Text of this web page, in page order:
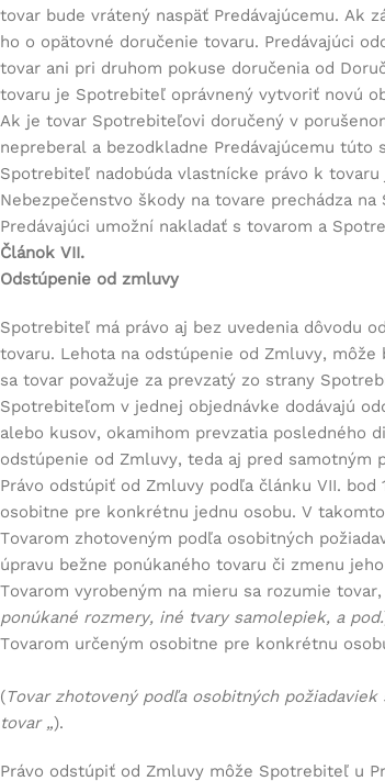
tovar bude vrátený naspäť Predávajúcemu. Ak
ho o opätovné doručenie tovaru. Predávajúci
tovar ani pri druhom pokuse doručenia od
tovaru je Spotrebiteľ oprávnený vytvoriť novú
Ak je tovar Spotrebiteľovi doručený v
nepreberal a bezodkladne Predávajúcemu
Spotrebiteľ nadobúda vlastnícke právo k
Nebezpečenstvo škody na tovare prechádza
Predávajúci umožní nakladať s tovarom a
Článok VII.
Odstúpenie od zmluvy
Spotrebiteľ má právo aj bez uvedenia dôvodu
tovaru. Lehota na odstúpenie od Zmluvy,
sa tovar považuje za prevzatý zo strany
Spotrebiteľom v jednej objednávke dodávajú
alebo kusov, okamihom prevzatia posledného
odstúpenie od Zmluvy, teda aj pred samotným
Právo odstúpiť od Zmluvy podľa článku VII.
osobitne pre konkrétnu jednu osobu. V
Tovarom zhotoveným podľa osobitných
úpravu bežne ponúkaného tovaru či zmenu
Tovarom vyrobeným na mieru sa rozumie
ponúkané rozmery, iné tvary samolepiek, a pod.
Tovarom určeným osobitne pre konkrétnu
(Tovar zhotovený podľa osobitných
tovar„).
Právo odstúpiť od Zmluvy môže Spotrebiteľ u